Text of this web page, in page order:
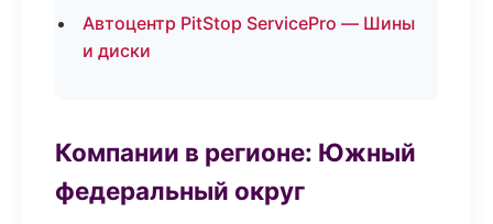
Автоцентр PitStop ServicePro — Шины
и диски
Компании в регионе: Южный
федеральный округ